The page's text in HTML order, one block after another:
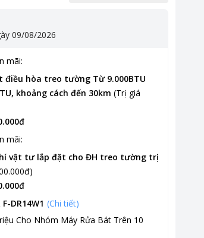
09/08/2026
mãi:
điều hòa treo tường Từ 9.000BTU
khoảng cách đến 30km (Trị giá
mãi:
vật tư lắp đặt cho ĐH treo tường trị
)
DR14W1 (Chi tiết)
Cho Nhóm Máy Rửa Bát Trên 10